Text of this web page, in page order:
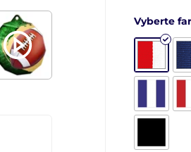
Vyberte